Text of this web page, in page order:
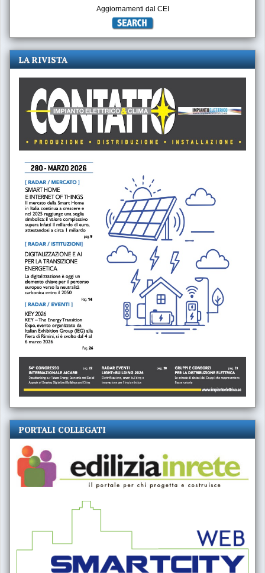
Aggiornamenti dal CEI
LA RIVISTA
PORTALI COLLEGATI